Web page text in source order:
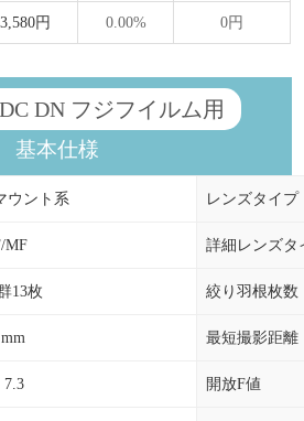
円 0.00% 0円
DN フジフイルム用
基本仕様
ウント系 レンズタイプ
MF 詳細レンズタ
13枚 絞り羽根枚数
最短撮影距離
7.3 開放F値